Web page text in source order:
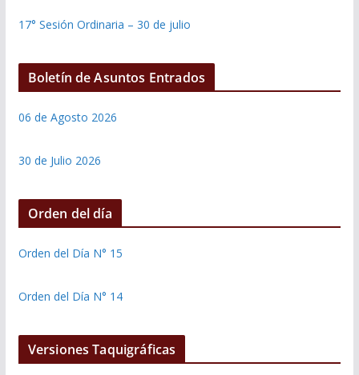
17° Sesión Ordinaria – 30 de julio
Boletín de Asuntos Entrados
06 de Agosto 2026
30 de Julio 2026
Orden del día
Orden del Día N° 15
Orden del Día N° 14
Versiones Taquigráficas